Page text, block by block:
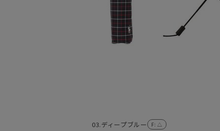
03.ディープブルー F: △